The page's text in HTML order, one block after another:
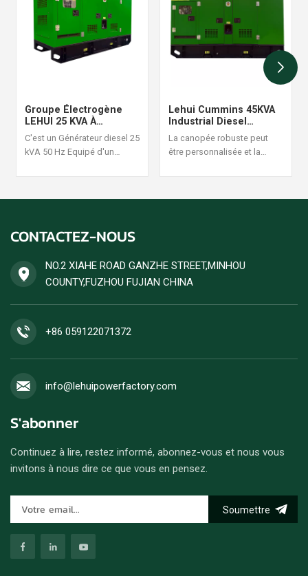
Groupe Électrogène
LEHUI 25 KVA À
Démarrage
Automatique Avec
Surveillance À Distance
C'est un Générateur diesel 25
kVA 50 Hz Equipé d'un
est adapté aux situations
rendement énergétique
groupes électrogènes diesel
sont acceptées.
Lehui Cummins 45KVA
Industrial Diesel
Generator Set 60Hz
La canopée robuste peut
être personnalisée et la
est raisonnable et fiable, une
CONTACTEZ-NOUS
NO.2 XIAHE ROAD GANZHE STREET,MINHOU
COUNTY,FUZHOU FUJIAN CHINA
+86 059122071372
info@lehuipowerfactory.com
S'abonner
Continuez à lire, restez informé, abonnez-vous et nous vous
invitons à nous dire ce que vous en pensez.
Soumettre